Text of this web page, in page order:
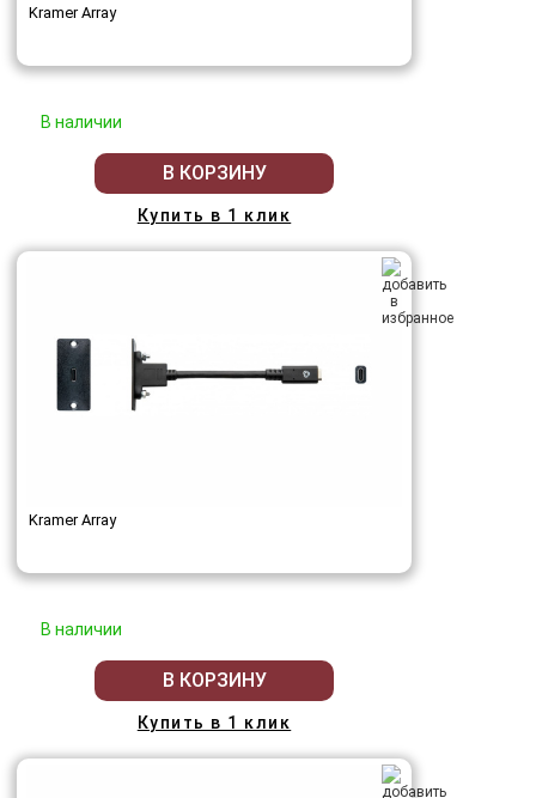
Kramer Array
В наличии
В КОРЗИНУ
Купить в 1 клик
Kramer Array
В наличии
В КОРЗИНУ
Купить в 1 клик